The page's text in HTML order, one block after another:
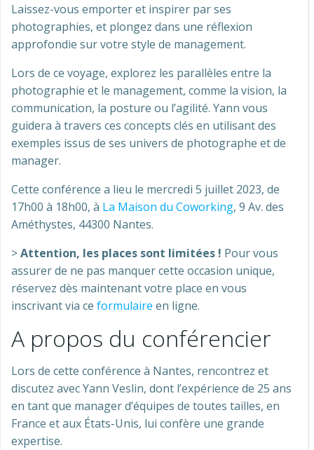
Laissez-vous emporter et inspirer par ses
photographies, et plongez dans une réflexion
approfondie sur votre style de management.
Lors de ce voyage, explorez les parallèles entre la
photographie et le management, comme la vision, la
communication, la posture ou l’agilité. Yann vous
guidera à travers ces concepts clés en utilisant des
exemples issus de ses univers de photographe et de
manager.
Cette conférence a lieu le mercredi 5 juillet 2023, de
17h00 à 18h00, à La Maison du Coworking, 9 Av. des
Améthystes, 44300 Nantes.
>Attention, les places sont limitées ! Pour vous
assurer de ne pas manquer cette occasion unique,
réservez dès maintenant votre place en vous
inscrivant via ce formulaire en ligne.
A propos du conférencier
Lors de cette conférence à Nantes, rencontrez et
discutez avec Yann Veslin, dont l’expérience de 25 ans
en tant que manager d’équipes de toutes tailles, en
France et aux États-Unis, lui confère une grande
expertise.